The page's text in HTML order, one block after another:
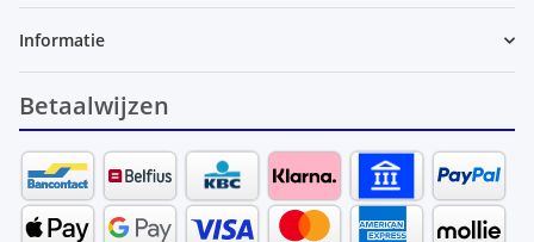
Informatie
Betaalwijzen